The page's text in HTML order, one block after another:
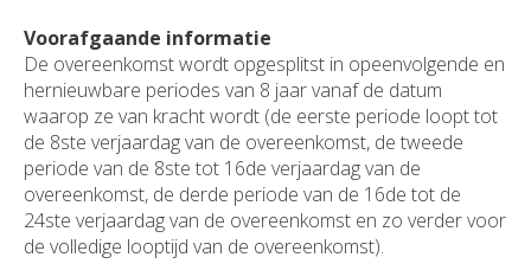
Voorafgaande informatie
De overeenkomst wordt opgesplitst in opeenvolgende en
hernieuwbare periodes van 8 jaar vanaf de datum
waarop ze van kracht wordt (de eerste periode loopt tot
de 8ste verjaardag van de overeenkomst, de tweede
periode van de 8ste tot 16de verjaardag van de
overeenkomst, de derde periode van de 16de tot de
24ste verjaardag van de overeenkomst en zo verder voor
de volledige looptijd van de overeenkomst).